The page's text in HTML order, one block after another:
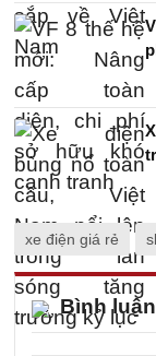
xe điện giá rẻ
Bình luận